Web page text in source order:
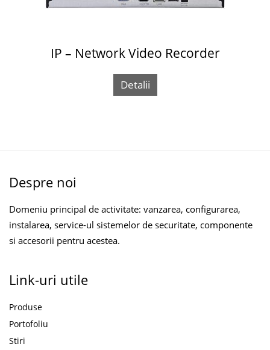
IP – Network Video Recorder
Detalii
Despre noi
Domeniu principal de activitate: vanzarea, configurarea,
instalarea, service-ul sistemelor de securitate, componente
si accesorii pentru acestea.
Link-uri utile
Produse
Portofoliu
Stiri